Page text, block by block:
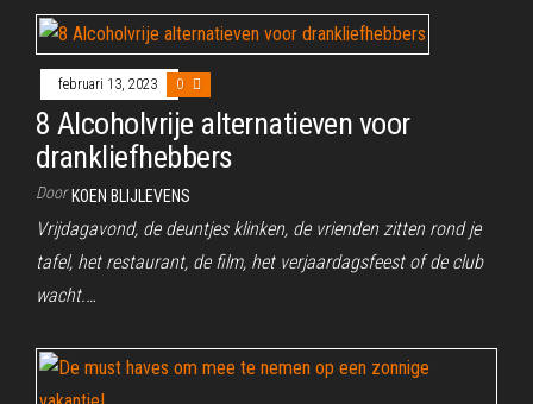
februari 13, 2023 0
8 Alcoholvrije alternatieven voor
drankliefhebbers
Door KOEN BLIJLEVENS
Vrijdagavond, de deuntjes klinken, de vrienden zitten rond je
tafel, het restaurant, de film, het verjaardagsfeest of de club
wacht.…